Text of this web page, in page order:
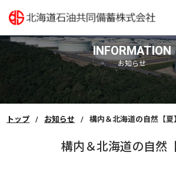
INFORMATION
お知らせ
トップ お知らせ 構内＆北海道の自然【夏
構内＆北海道の自然【